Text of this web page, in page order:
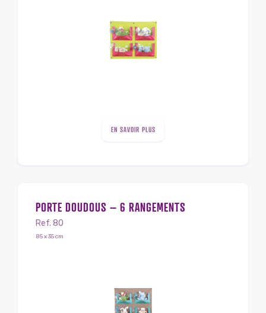
EN SAVOIR PLUS
PORTE DOUDOUS – 6 RANGEMENTS
Ref. 80
85 x 35 cm